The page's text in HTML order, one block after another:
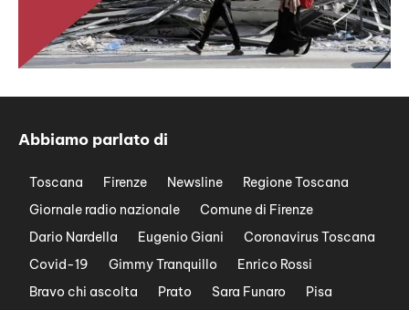
Abbiamo parlato di
Toscana Firenze Newsline
Regione Toscana
Giornale radio nazionale
Comune di Firenze
Dario Nardella
Eugenio Giani
Coronavirus Toscana
Covid-19
Gimmy Tranquillo
Enrico Rossi
Bravo chi ascolta
Prato Sara Funaro
Pisa